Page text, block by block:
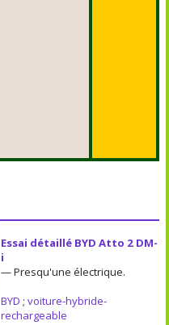
Essai détaillé BYD Atto 2 DM-
i
— Presqu'une électrique.
BYD ; voiture-hybride-
rechargeable